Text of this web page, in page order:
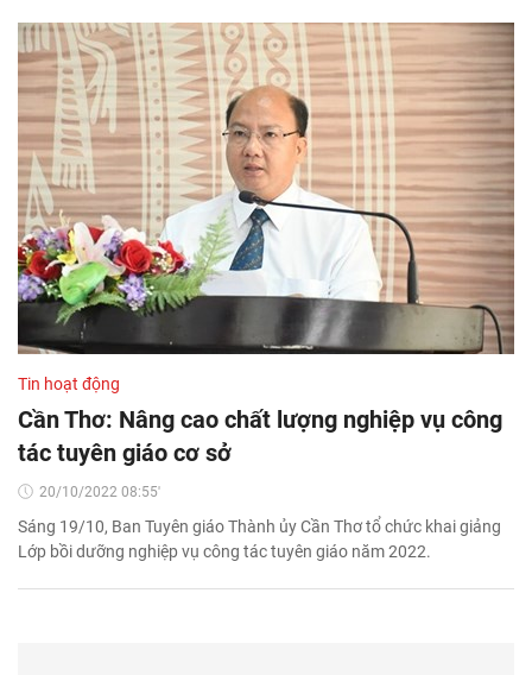
Tin hoạt động
Cần Thơ: Nâng cao chất lượng nghiệp vụ công
tác tuyên giáo cơ sở
20/10/2022 08:55'
Sáng 19/10, Ban Tuyên giáo Thành ủy Cần Thơ tổ chức khai giảng
Lớp bồi dưỡng nghiệp vụ công tác tuyên giáo năm 2022.